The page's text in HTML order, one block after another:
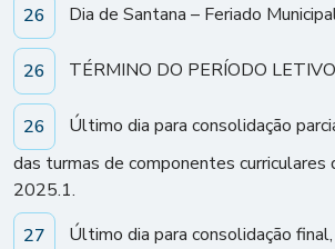
26
Dia de Santana – Feriado
26 TÉRMINO DO PERÍODO
26
Último dia para consolidação
das turmas de componentes
2025.1.
27
Último dia para consolidação